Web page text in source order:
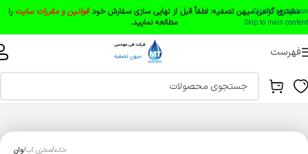
Skip to navigation
Skip to main content
مشتری گرامی میهن تصفیه: لطفاً قبل از نهایی سازی سفارش خودقوانین و مقررات سایت را
مطالعه نمایید.
فهرست
خانه مخزن آب وان